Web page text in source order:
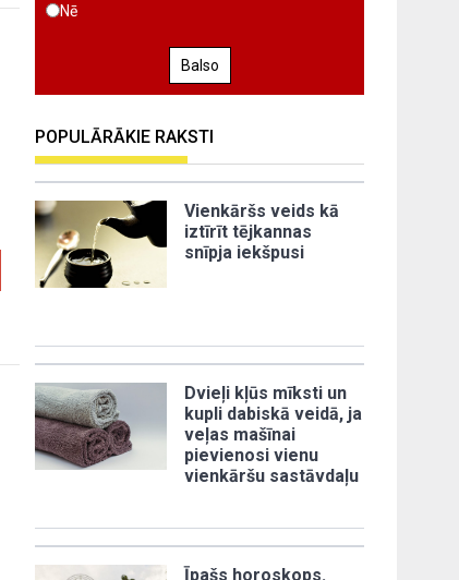
Nē
Balso
POPULĀRĀKIE RAKSTI
Vienkāršs veids kā
iztīrīt tējkannas
snīpja iekšpusi
Dvieļi kļūs mīksti un
kupli dabiskā veidā, ja
veļas mašīnai
pievienosi vienu
vienkāršu sastāvdaļu
Īpašs horoskops.